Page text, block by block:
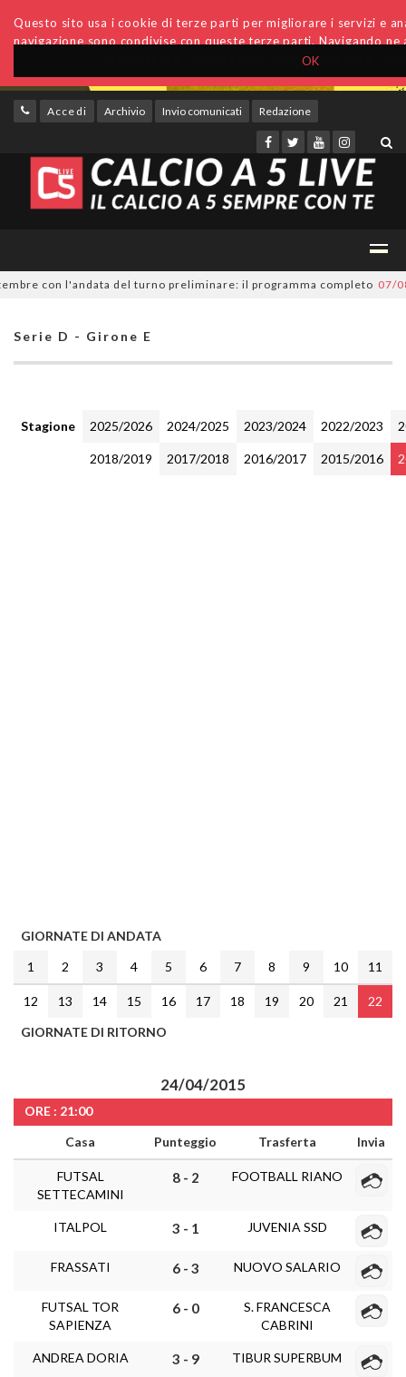
OK
Questo sito usa i cookie di terze parti per migliorare i servizi e
navigazione sono condivise con queste terze parti. Navigando
Accedi Archivio Invio comunicati Redazione
con l'andata del turno preliminare: il programma completo 07/08/
Serie D - Girone E
Stagione 2025/2026 2024/2025 2023/2024 2022/2023
2018/2019 2017/2018 2016/2017 2015/2016
GIORNATE DI ANDATA
1
2 3 4 5 6 7 8 9 10 11
12 13 14 15 16 17 18 19 20 21
22
GIORNATE DI RITORNO
24/04/2015
ORE : 21:00
Casa
Punteggio Trasferta Invia
FUTSAL
SETTECAMINI
8 - 2 FOOTBALL RIANO
ITALPOL 3 - 1 JUVENIA SSD
FRASSATI 6 - 3 NUOVO SALARIO
FUTSAL TOR
SAPIENZA
6 - 0
S. FRANCESCA
CABRINI
ANDREA DORIA 3 - 9 TIBUR SUPERBUM